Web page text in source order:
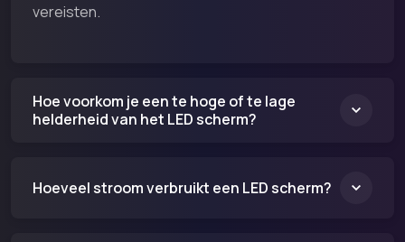
vereisten.
Hoe voorkom je een te hoge of te lage
helderheid van het LED scherm?
Hoeveel stroom verbruikt een LED scherm?